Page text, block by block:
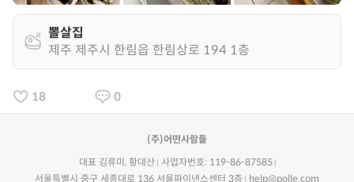
뽈살집
제주 제주시 한림읍 한림상로 194 1층
18 0
(주)어떤사람들
대표 김류미, 황대산
사업자번호: 119-86-87585
서울특별시 중구 세종대로 136 서울파이낸스센터 3층
help@polle.com